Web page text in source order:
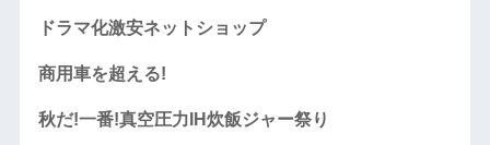
ドラマ化激安ネットショップ
商用車を超える!
秋だ!一番!真空圧力IH炊飯ジャー祭り